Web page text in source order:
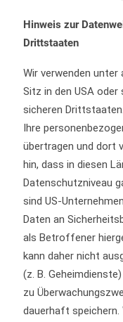
Hinweis zur
Drittstaaten
Wir verwenden
Sitz in den USA
sicheren
Ihre
übertragen und dort
hin, dass in diesen
Datenschutzniveau
sind US-
Daten an
als Betroffener
kann daher nicht
(z. B.
zu
dauerhaft speichern.